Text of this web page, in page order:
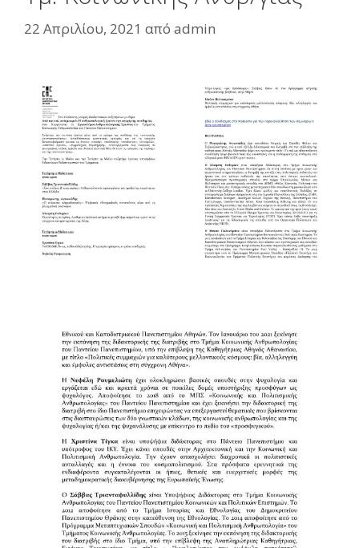
22 Απριλίου, 2021 από admin